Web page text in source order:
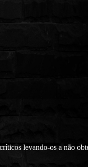
levando-os a não